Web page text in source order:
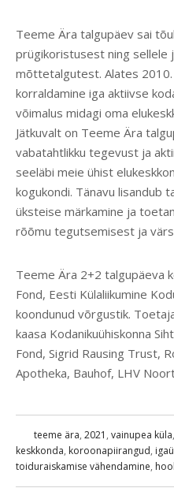
Teeme Ära talgupäev sai
prügikoristusest ning sellele
mõttetalgutest. Alates
korraldamine iga aktiivse
võimalus midagi oma
Jätkuvalt on Teeme Ära
vabatahtlikku tegevust ja
seeläbi meie ühist
kogukondi. Tänavu lisandub
üksteise märkamine ja
rõõmu tegutsemisest ja
Teeme Ära 2+2 talgupäeva
Fond, Eesti Külaliikumine
koondunud võrgustik.
kaasa Kodanikuühiskonna
Fond, Sigrid Rausing Trust,
Apotheka, Bauhof, LHV
teeme ära, 2021 , vainupea küla,
keskkonda, koroonapiirangud,
toiduraiskamise vähendamine,